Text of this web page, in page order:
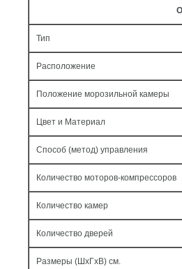
Тип
Расположение
Положение морозильной камеры
Цвет и Материал
Способ (метод) управления
Количество моторов-компрессоров
Количество камер
Количество дверей
Размеры (ШxГxВ) см.